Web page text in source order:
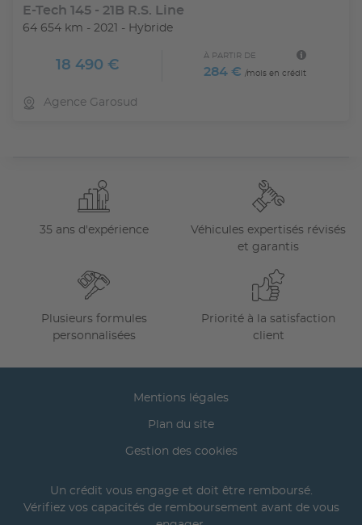
E-Tech 145 - 21B R.S. Line
64 654 km - 2021 - Hybride
18 490 €
À PARTIR DE
284 € /mois en crédit
Agence Garosud
35 ans d'expérience
Véhicules expertisés révisés
et garantis
Plusieurs formules
personnalisées
Priorité à la satisfaction
client
Mentions légales
Plan du site
Gestion des cookies
Un crédit vous engage et doit être remboursé.
Vérifiez vos capacités de remboursement avant de vous